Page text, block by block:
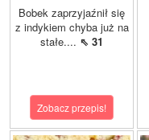
Bobek zaprzyjaźnił się
z indykiem chyba już na
stałe.... ⇖ 31
Zobacz przepis!